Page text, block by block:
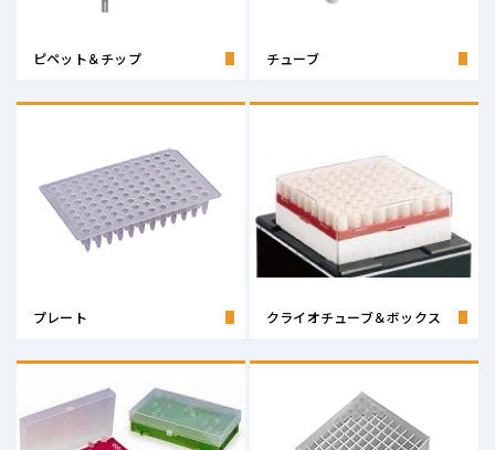
ピペット＆チップ チューブ
プレート クライオチューブ＆ボックス